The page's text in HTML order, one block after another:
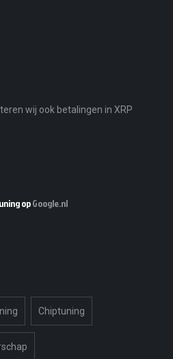
wij ook betalingen in XRP
opGoogle.nl
Chiptuning